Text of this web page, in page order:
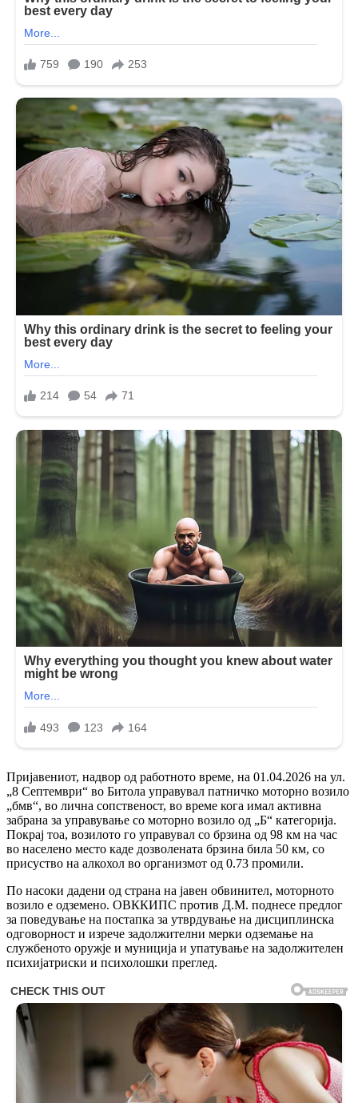
Пријавениот, надвор од работното време, на 01.04.2026 на ул.
„8 Септември“ во Битола управувал патничко моторно возило
„бмв“, во лична сопственост, во време кога имал активна
забрана за управување со моторно возило од „Б“ категорија.
Покрај тоа, возилото го управувал со брзина од 98 км на час
во населено место каде дозволената брзина била 50 км, со
присуство на алкохол во организмот од 0.73 промили.
По насоки дадени од страна на јавен обвинител, моторното
возило е одземено. ОВККИПС против Д.М. поднесе предлог
за поведување на постапка за утврдување на дисциплинска
одговорност и изрече задолжителни мерки одземање на
службеното оружје и муниција и упатување на задолжителен
психијатриски и психолошки преглед.